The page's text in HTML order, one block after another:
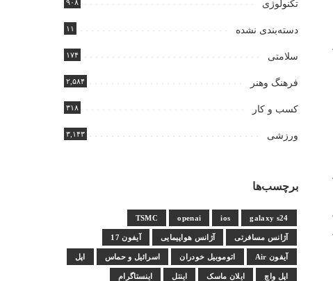
تکنولوژی ۹۰۸
دسته‌بندی نشده ۱۱
سلامتی ۱۷۴
فرهنگ وهنر ۲,۵۸۴
کسب و کار ۳۱۸
ورزشی ۳,۱۴۳
برچسب‌ها
galaxy s24
ios
openai
TSMC
آژانس مسافرتی آژانس هواپیمایی آیفون 17
آیفون Air اتوموبیل خودران اسرائیل و حماس اپل
اپل واچ ایلان ماسک اینتل اینستاگرام